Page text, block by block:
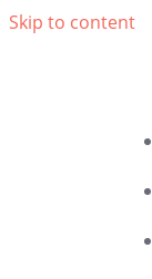
Skip to content